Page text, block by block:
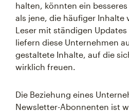
halten, könnten ein
als jene, die häufiger Inhalte
Leser mit ständigen
liefern diese Unternehmen
gestaltete Inhalte, auf die
wirklich freuen.
Die Beziehung eines
Newsletter-Abonnenten ist